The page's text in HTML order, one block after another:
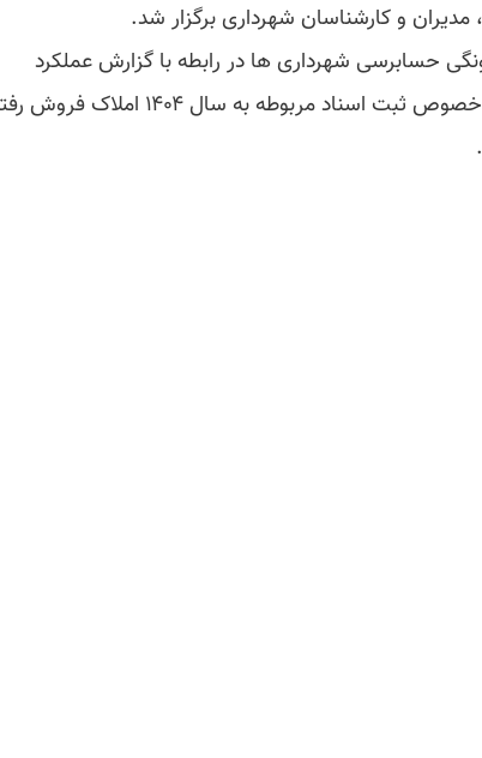
و کارشناسان شهرداری برگزار شد.
شهرداری ها در رابطه با گزارش عملکرد
۶ماهه و گزارش واحدهای درآمد مالی و املاک در خصوص ثبت اسناد مربوطه به سال ۱۴۰۴ املاک